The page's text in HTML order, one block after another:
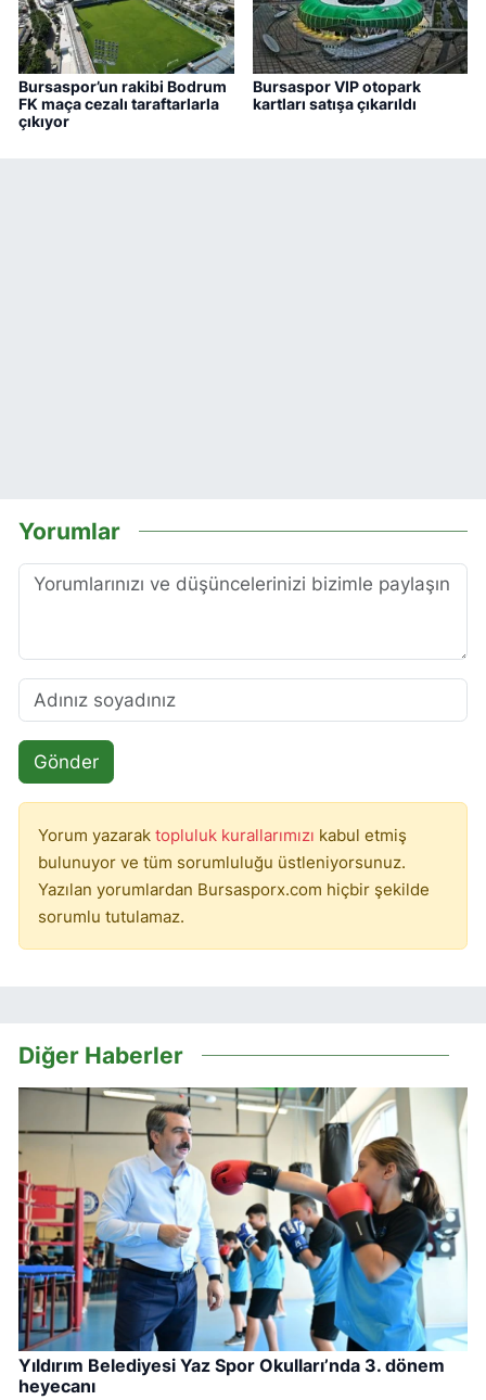
Bursaspor’un rakibi Bodrum
FK maça cezalı taraftarlarla
çıkıyor
Bursaspor VIP otopark
kartları satışa çıkarıldı
Yorumlar
Gönder
Yorum yazarak topluluk kurallarımızı kabul etmiş
bulunuyor ve tüm sorumluluğu üstleniyorsunuz.
Yazılan yorumlardan Bursasporx.com hiçbir şekilde
sorumlu tutulamaz.
Diğer Haberler
Yıldırım Belediyesi Yaz Spor Okulları’nda 3. dönem
heyecanı